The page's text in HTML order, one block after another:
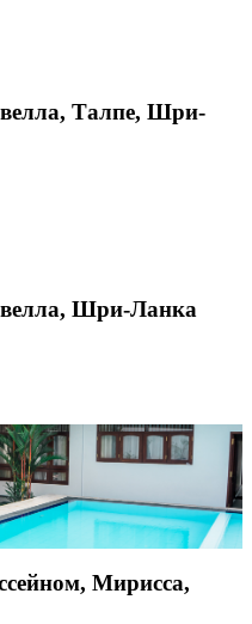
Талпе, Шри-
Шри-Ланка
Мирисса,